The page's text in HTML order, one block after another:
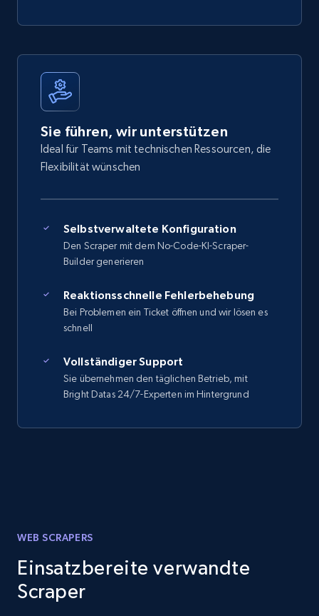
Sie führen, wir unterstützen
Ideal für Teams mit technischen Ressourcen, die
Flexibilität wünschen
Selbstverwaltete Konfiguration
Den Scraper mit dem No-Code-KI-Scraper-
Builder generieren
Reaktionsschnelle Fehlerbehebung
Bei Problemen ein Ticket öffnen und wir lösen es
schnell
Vollständiger Support
Sie übernehmen den täglichen Betrieb, mit
Bright Datas 24/7-Experten im Hintergrund
WEB SCRAPERS
Einsatzbereite verwandte
Scraper